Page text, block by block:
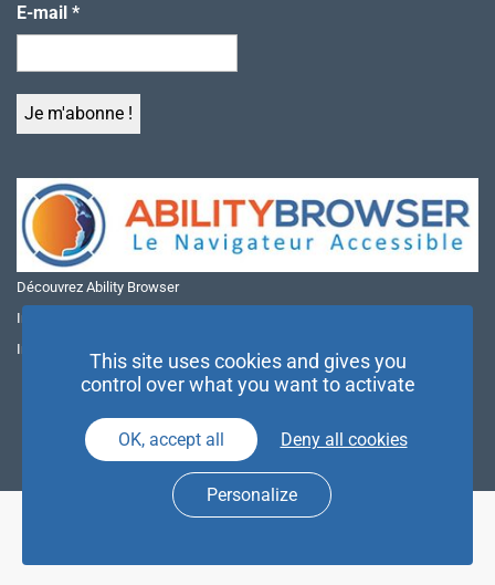
E-mail *
Découvrez Ability Browser
Installer Ability Browser sur Windows
Installer Ability Browser sur Mac
This site uses cookies and gives you
control over what you want to activate
OK, accept all Deny all cookies
Personalize